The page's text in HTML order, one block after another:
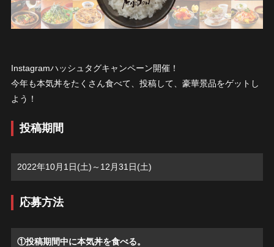
Instagramハッシュタグキャンペーン開催！
今年も本気丼をたくさん食べて、投稿して、豪華景品をゲットし
よう！
投稿期間
2022年10月1日(土)～12月31日(土)
応募方法
①投稿期間中に本気丼を食べる。